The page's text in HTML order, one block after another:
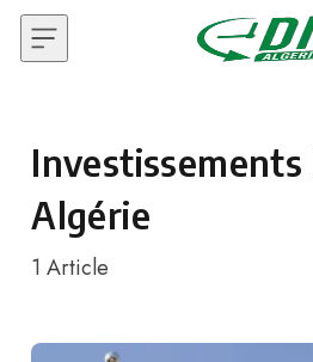
Skip to content
Investissements
Algérie
1 Article